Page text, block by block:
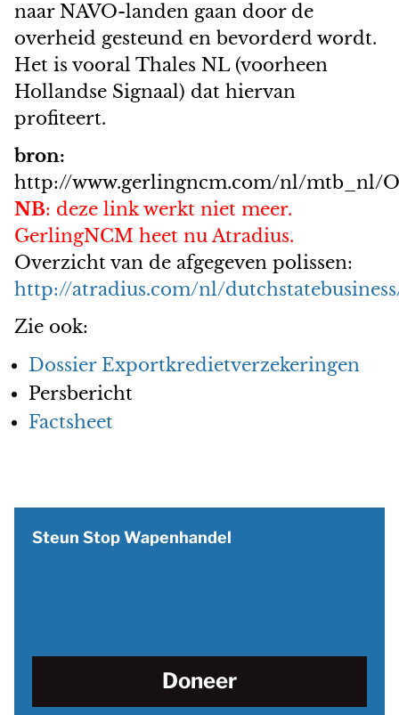
naar NAVO-landen gaan door de
overheid gesteund en bevorderd wordt.
Het is vooral Thales NL (voorheen
Hollandse Signaal) dat hiervan
profiteert.
bron:
http://www.gerlingncm.com/nl/mtb_nl/
NB: deze link werkt niet meer.
GerlingNCM heet nu Atradius.
Overzicht van de afgegeven polissen:
http://atradius.com/nl/
Zie ook:
Dossier Exportkredietverzekeringen
Persbericht
Factsheet
Steun Stop Wapenhandel
Doneer